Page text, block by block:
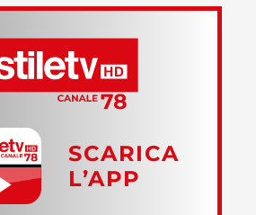
SCARICA
L’APP